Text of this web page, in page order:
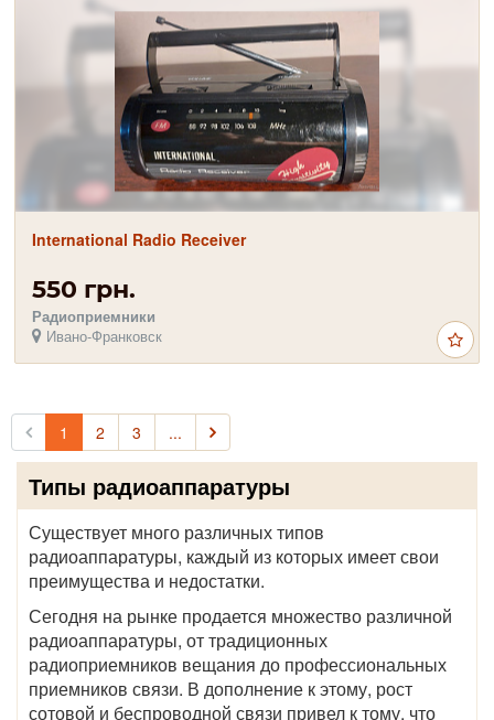
International Radio Receiver
550 грн.
Радиоприемники
Ивано-Франковск
1 2 3 ...
Типы радиоаппаратуры
Существует много различных типов
радиоаппаратуры, каждый из которых имеет свои
преимущества и недостатки.
Сегодня на рынке продается множество различной
радиоаппаратуры, от традиционных
радиоприемников вещания до профессиональных
приемников связи. В дополнение к этому, рост
сотовой и беспроводной связи привел к тому, что